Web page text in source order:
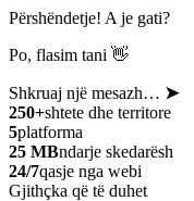
Përshëndetje! A je gati?
Po, flasim tani 👋
Shkruaj një mesazh… ➤
250+shtete dhe territore
5platforma
25 MBndarje skedarësh
24/7qasje nga webi
Gjithçka që të duhet